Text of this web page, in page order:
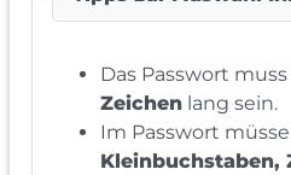
Das Passwort
Zeichen lang sein.
Im Passwort
Kleinbuchstaben,